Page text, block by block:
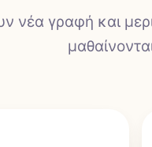
νέα γραφή και